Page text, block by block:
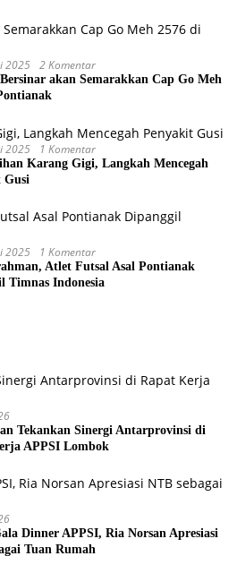
2025 2 Komentar
akan Semarakkan Cap Go Meh
2025 1 Komentar
Karang Gigi, Langkah Mencegah
Gusi
2025 1 Komentar
Atlet Futsal Asal Pontianak
Timnas Indonesia
Tekankan Sinergi Antarprovinsi di
APPSI Lombok
Dinner APPSI, Ria Norsan Apresiasi
Tuan Rumah